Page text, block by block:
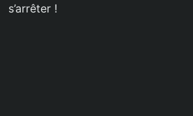
s’arrêter !